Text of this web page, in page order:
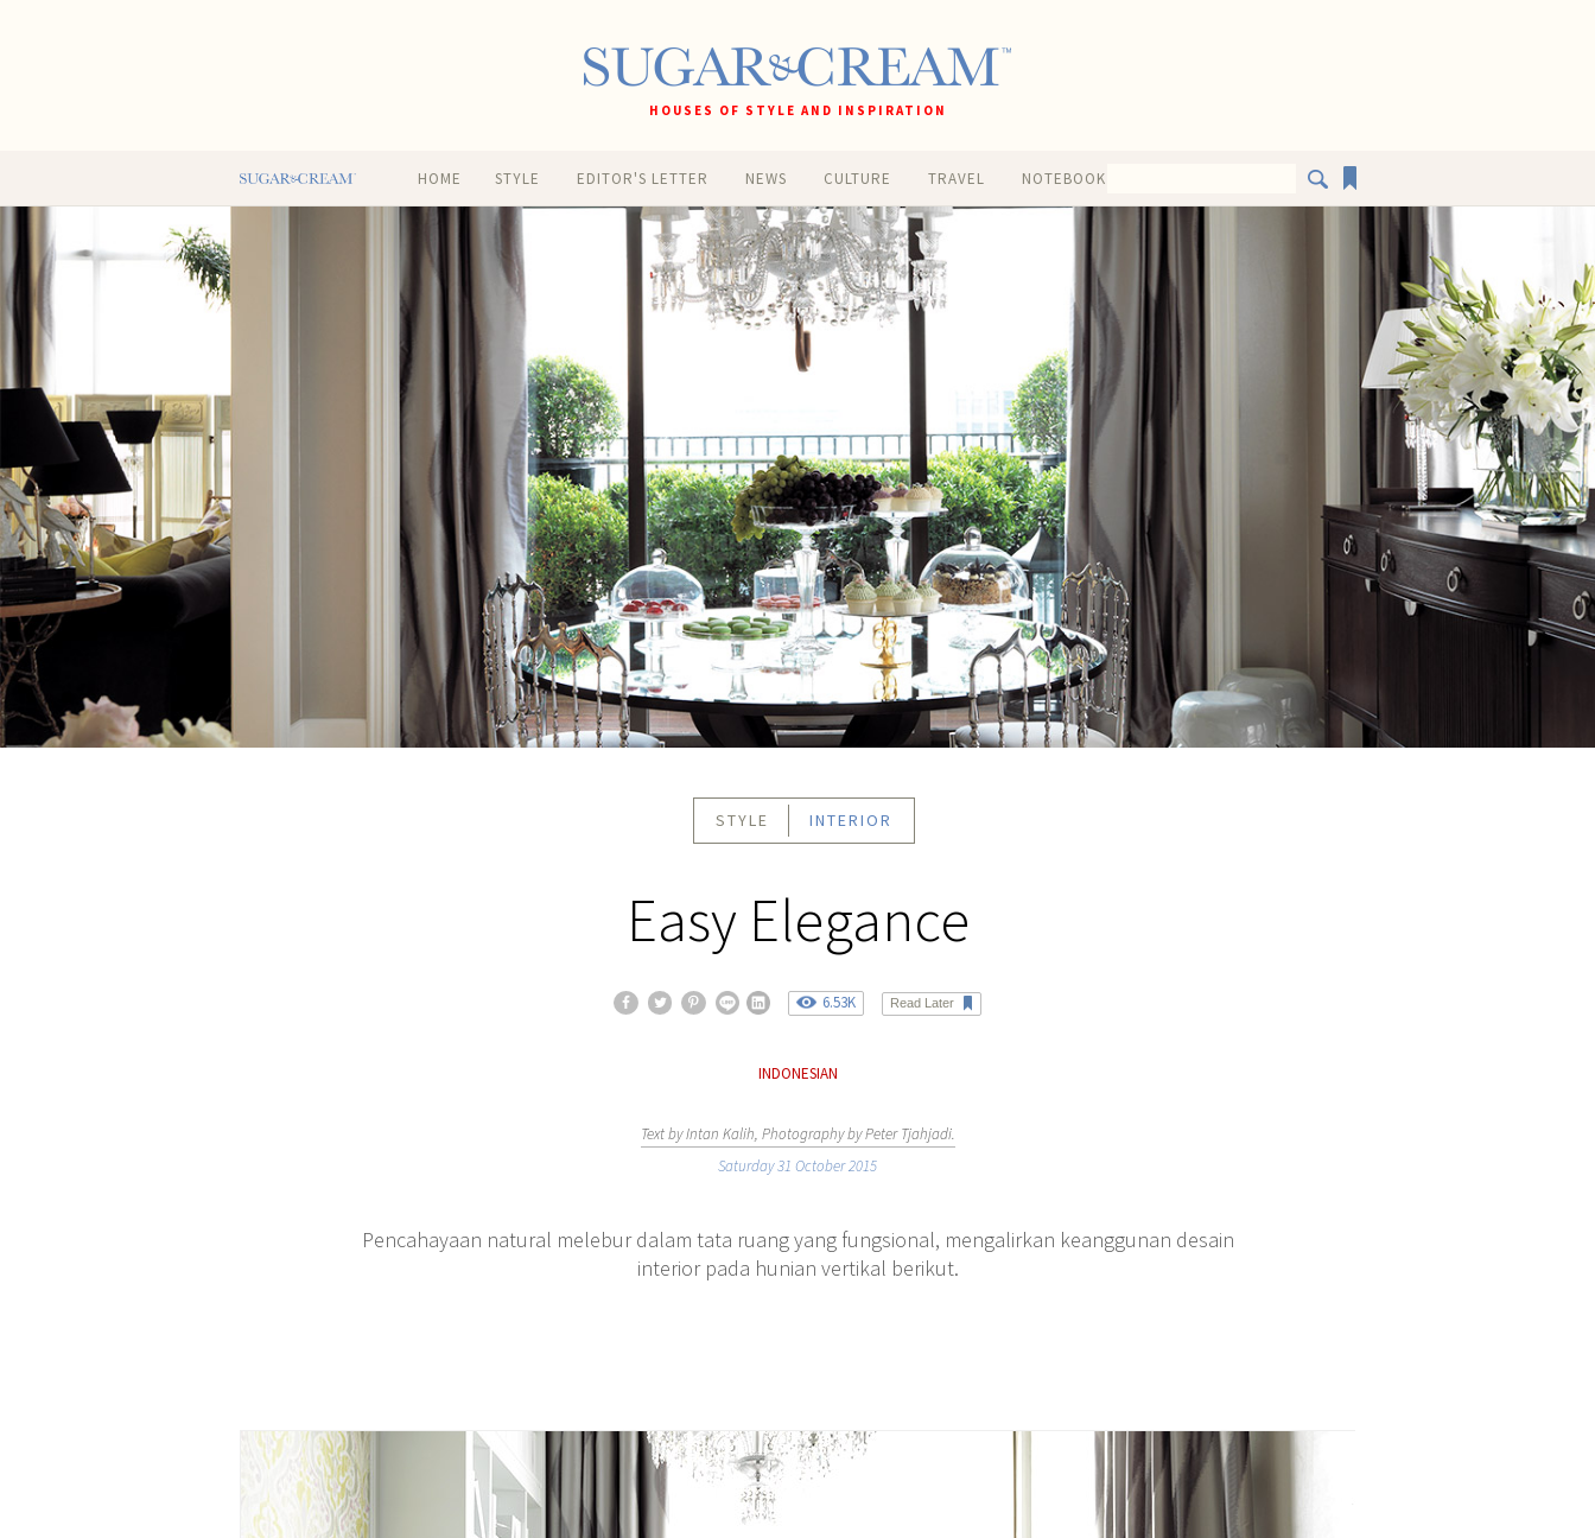
HOUSES OF STYLE AND INSPIRATION
HOME STYLE EDITOR'S LETTER NEWS CULTURE TRAVEL NOTEBOOK
STYLE INTERIOR
Easy Elegance
6.53K Read Later
INDONESIAN
Text by Intan Kalih, Photography by Peter Tjahjadi.
Saturday 31 October 2015
Pencahayaan natural melebur dalam tata ruang yang fungsional, mengalirkan keanggunan desain
interior pada hunian vertikal berikut.